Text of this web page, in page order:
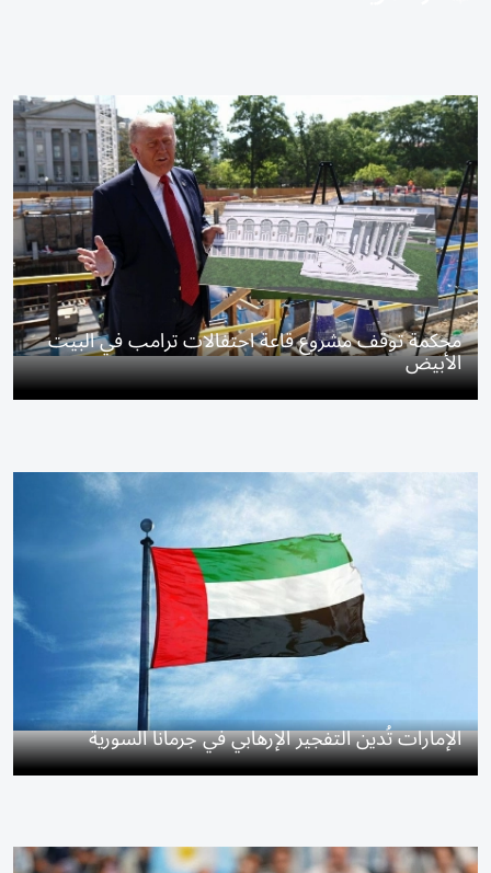
محكمة توقف مشروع قاعة احتفالات ترامب في البيت
الأبيض
الإمارات تُدين التفجير الإرهابي في جرمانا السورية